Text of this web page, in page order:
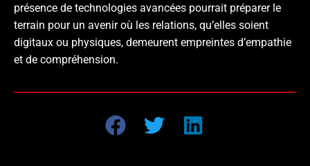
présence de technologies avancées pourrait préparer le
terrain pour un avenir où les relations, qu’elles soient
digitaux ou physiques, demeurent empreintes d’empathie
et de compréhension.